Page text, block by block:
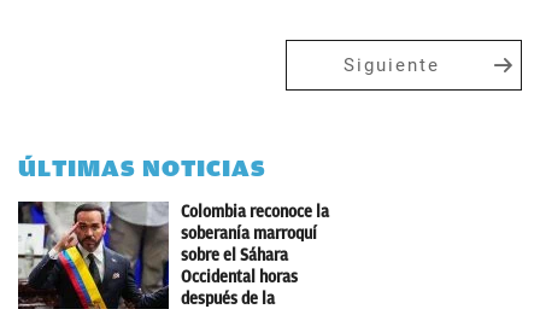
Siguiente
ÚLTIMAS NOTICIAS
Colombia reconoce la
soberanía marroquí
sobre el Sáhara
Occidental horas
después de la